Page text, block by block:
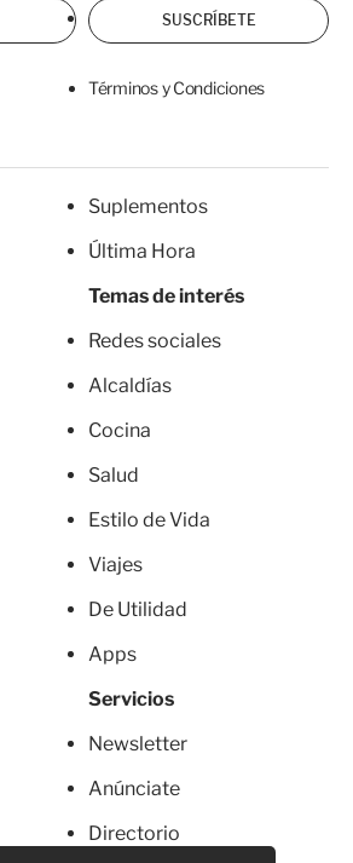
SUSCRÍBETE
Términos y Condiciones
Suplementos
Última Hora
Temas de interés
Redes sociales
Alcaldías
Cocina
Salud
Estilo de Vida
Viajes
De Utilidad
Apps
Servicios
Newsletter
Anúnciate
Directorio